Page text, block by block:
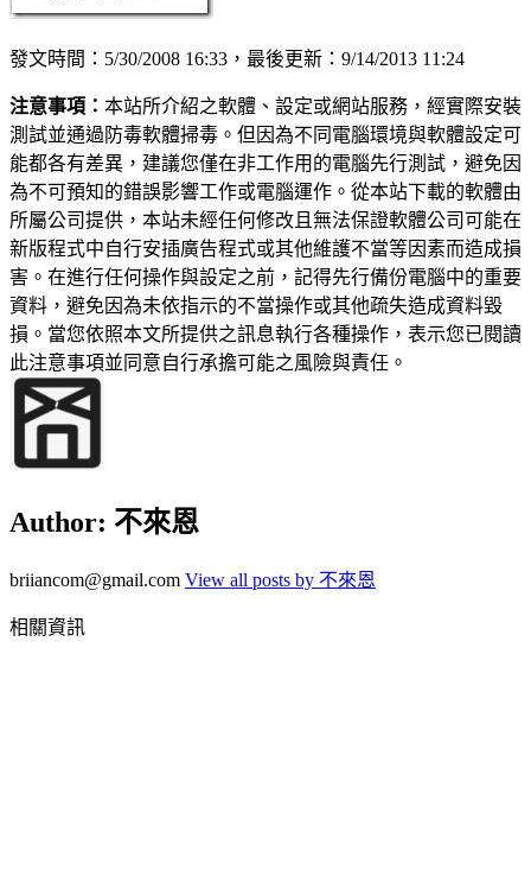
發文時間：5/30/2008 16:33，最後更新：9/14/2013 11:24
注意事項： 本站所介紹之軟體、設定或網站服務，經實際安裝
測試並通過防毒軟體掃毒。但因為不同電腦環境與軟體設定可
能都各有差異，建議您僅在非工作用的電腦先行測試，避免因
為不可預知的錯誤影響工作或電腦運作。從本站下載的軟體由
所屬公司提供，本站未經任何修改且無法保證軟體公司可能在
新版程式中自行安插廣告程式或其他維護不當等因素而造成損
害。在進行任何操作與設定之前，記得先行備份電腦中的重要
資料，避免因為未依指示的不當操作或其他疏失造成資料毀
損。當您依照本文所提供之訊息執行各種操作，表示您已閱讀
此注意事項並同意自行承擔可能之風險與責任。
Author: 不來恩
briiancom@gmail.com View all posts by 不來恩
相關資訊